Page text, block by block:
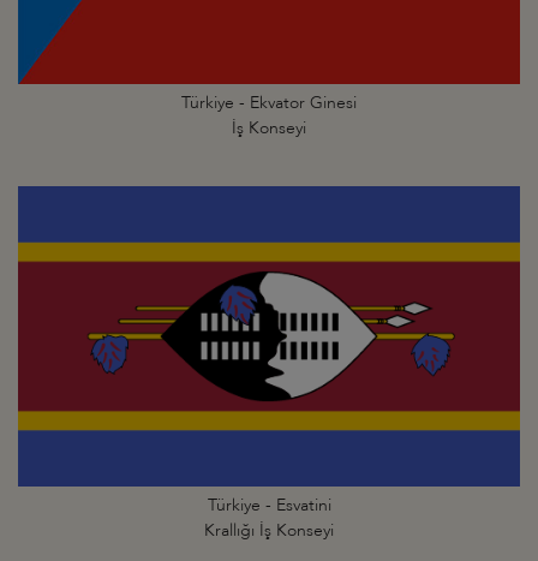
Türkiye - Ekvator Ginesi
İş Konseyi
Türkiye - Esvatini
Krallığı İş Konseyi